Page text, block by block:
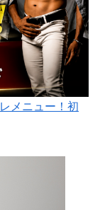
メニュー！初